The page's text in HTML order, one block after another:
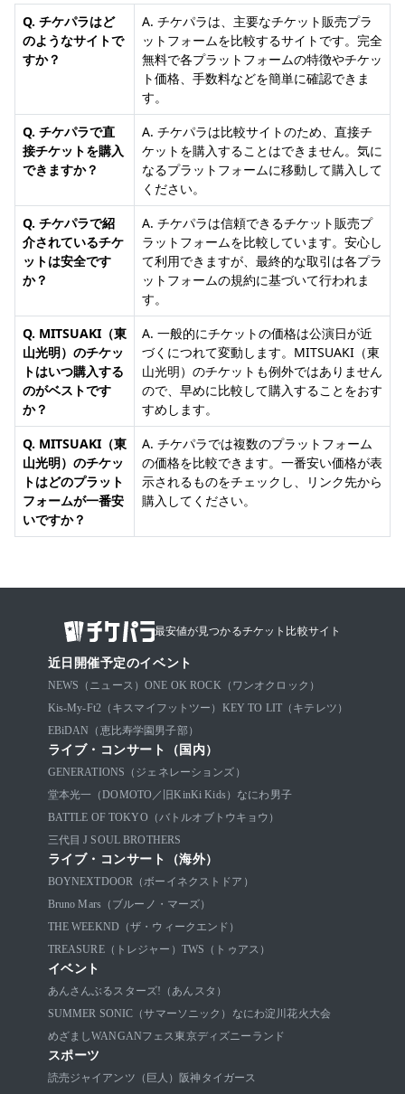
Q. チケパラはど
のようなサイトで
すか？
A. チケパラは、主要なチケット販売プラ
ットフォームを比較するサイトです。完全
無料で各プラットフォームの特徴やチケッ
ト価格、手数料などを簡単に確認できま
す。
Q. チケパラで直
接チケットを購入
できますか？
A. チケパラは比較サイトのため、直接チ
ケットを購入することはできません。気に
なるプラットフォームに移動して購入して
ください。
Q. チケパラで紹
介されているチケ
ットは安全です
か？
A. チケパラは信頼できるチケット販売プ
ラットフォームを比較しています。安心し
て利用できますが、最終的な取引は各プラ
ットフォームの規約に基づいて行われま
す。
Q. MITSUAKI（東
山光明）のチケッ
トはいつ購入する
のがベストです
か？
A. 一般的にチケットの価格は公演日が近
づくにつれて変動します。MITSUAKI（東
山光明）のチケットも例外ではありません
ので、早めに比較して購入することをおす
すめします。
Q. MITSUAKI（東
山光明）のチケッ
トはどのプラット
フォームが一番安
いですか？
A. チケパラでは複数のプラットフォーム
の価格を比較できます。一番安い価格が表
示されるものをチェックし、リンク先から
購入してください。
最安値が見つかるチケット比較サイト
近日開催予定のイベント
NEWS（ニュース） ONE OK ROCK（ワンオクロック）
Kis-My-Ft2（キスマイフットツー） KEY TO LIT（キテレツ）
EBiDAN（恵比寿学園男子部）
ライブ・コンサート（国内）
GENERATIONS（ジェネレーションズ）
堂本光一（DOMOTO／旧KinKi Kids） なにわ男子
BATTLE OF TOKYO（バトルオブトウキョウ）
三代目 J SOUL BROTHERS
ライブ・コンサート（海外）
BOYNEXTDOOR（ボーイネクストドア）
Bruno Mars（ブルーノ・マーズ）
THE WEEKND（ザ・ウィークエンド）
TREASURE（トレジャー） TWS（トゥアス）
イベント
あんさんぶるスターズ!（あんスタ）
SUMMER SONIC（サマーソニック） なにわ淀川花火大会
めざましWANGANフェス東京ディズニーランド
スポーツ
読売ジャイアンツ（巨人） 阪神タイガース